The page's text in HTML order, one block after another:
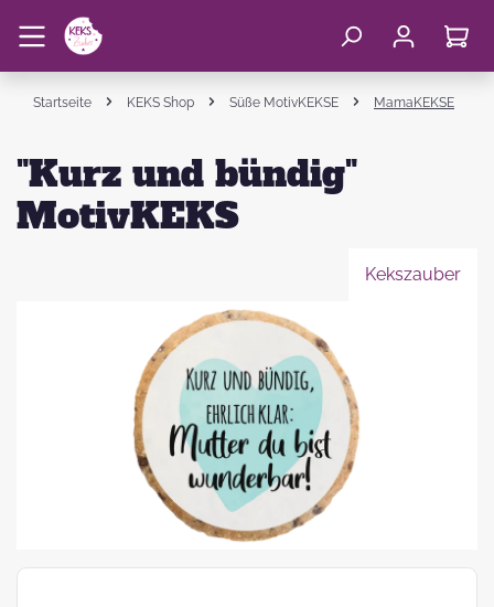
Startseite KEKS Shop Süße MotivKEKSE MamaKEKSE
"Kurz und bündig"
MotivKEKS
Kekszauber